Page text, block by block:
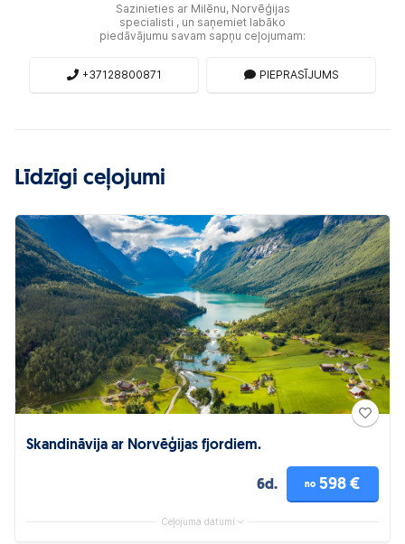
Sazinieties ar Milēnu, Norvēģijas
specialisti , un saņemiet labāko
piedāvājumu savam sapņu ceļojumam:
+37128800871 PIEPRASĪJUMS
Līdzīgi ceļojumi
Skandināvija ar Norvēģijas fjordiem.
6d. no 598 €
Ceļojuma datumi